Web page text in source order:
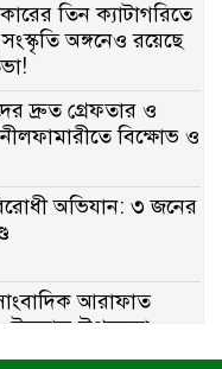
তিন ক্যাটাগরিতে
অঙ্গনেও রয়েছে
দ্রুত গ্রেফতার ও
বিক্ষোভ ও
অভিযান: ৩ জনের
আরাফাত
টেকনাফ উপজেলা
শুভেচ্ছা